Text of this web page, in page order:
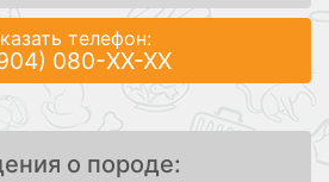
телефон:
080-XX-XX
о породе: